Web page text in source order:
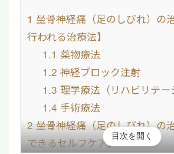
1 坐骨神経痛（足のしびれ）の
行われる治療法】
1.1 薬物療法
1.2 神経ブロック注射
1.3 理学療法（リハビリテー
1.4 手術療法
2坐骨神経痛（足のしびれ）の
できるセルフケア】目次を開く